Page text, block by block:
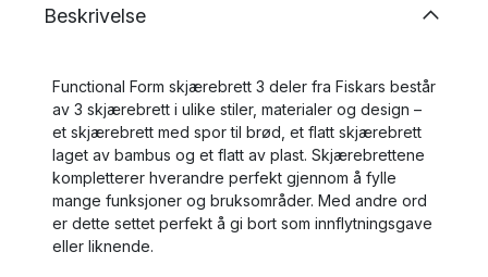
Beskrivelse
Functional Form skjærebrett 3 deler fra Fiskars består
av 3 skjærebrett i ulike stiler, materialer og design –
et skjærebrett med spor til brød, et flatt skjærebrett
laget av bambus og et flatt av plast. Skjærebrettene
kompletterer hverandre perfekt gjennom å fylle
mange funksjoner og bruksområder. Med andre ord
er dette settet perfekt å gi bort som innflytningsgave
eller liknende.